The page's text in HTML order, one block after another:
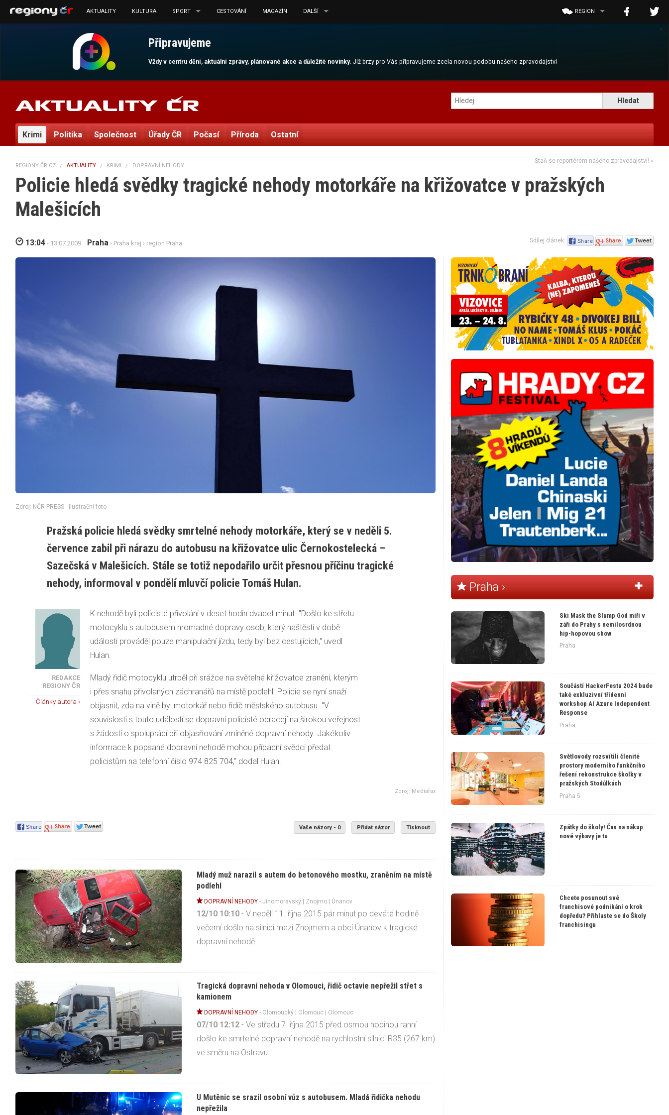
Připravujeme
Vždy v centru dění, aktuální zprávy, plánované akce a důležité novinky.Již brzy pro Vás připravujeme zcela novou podobu našeho zpravodajství
AKTUALITY KULTURA SPORT CESTOVÁNÍ MAGAZÍN DALŠÍ REGION
Krimi Politika Společnost Úřady ČR Počasí Příroda Ostatní
REGIONY ČR.CZ AKTUALITY KRIMI DOPRAVNÍ NEHODY
Staň se reportérem našeho zpravodajství! »
Policie hledá svědky tragické nehody motorkáře na křižovatce v pražských
Malešicích
13:04 - 13.07.2009 Praha › Praha kraj › region Praha Sdílej článek:
Zdroj: NČR PRESS - Ilustrační foto
Pražská policie hledá svědky smrtelné nehody motorkáře, který se v neděli 5.
července zabil při nárazu do autobusu na křižovatce ulic Černokostelecká –
Sazečská v Malešicích. Stále se totiž nepodařilo určit přesnou příčinu tragické
nehody, informoval v pondělí mluvčí policie Tomáš Hulan.
REDAKCE
REGIONY ČR
Články autora ›
K nehodě byli policisté přivoláni v deset hodin dvacet minut. "Došlo ke střetu
motocyklu s autobusem hromadné dopravy osob, který naštěstí v době
události prováděl pouze manipulační jízdu, tedy byl bez cestujících," uvedl
Hulan.
Mladý řidič motocyklu utrpěl při srážce na světelné křižovatce zranění, kterým
i přes snahu přivolaných záchranářů na místě podlehl. Policie se nyní snaží
objasnit, zda na vině byl motorkář nebo řidič městského autobusu. "V
souvislosti s touto událostí se dopravní policisté obracejí na širokou veřejnost
s žádostí o spoluprácí při objasňování zmíněné dopravní nehody. Jakékoliv
informace k popsané dopravní nehodě mohou případní svědci předat
policistům na telefonní číslo 974 825 704," dodal Hulan.
Zdroj: Mediafax
Vaše názory - 0 Přidat názor Tisknout
Mladý muž narazil s autem do betonového mostku, zraněním na místě
podlehl
DOPRAVNÍ NEHODY -Jihomoravský | Znojmo | Únanov
12/10 10:10 - V neděli 11. října 2015 pár minut po deváté hodině
večerní došlo na silnici mezi Znojmem a obcí Únanov k tragické
dopravní nehodě.
Tragická dopravní nehoda v Olomouci, řidič octavie nepřežil střet s
kamionem
DOPRAVNÍ NEHODY - Olomoucký Olomouc | Olomouc
07/10 12:12 - Ve středu 7. října 2015 před osmou hodinou ranní
došlo ke smrtelné dopravní nehodě na rychlostní silnici R35 (267 km)
ve směru na Ostravu. ...
U Mutěnic se srazil osobní vůz s autobusem. Mladá řidička nehodu
nepřežila
Praha ›
Ski Mask the Slump God míří v
září do Prahy s nemilosrdnou
hip-hopovou show
Praha
Součástí HackerFestu 2024 bude
také exkluzivní třídenní
workshop AI Azure Independent
Response
Praha
Světlovody rozsvítili členité
prostory moderního funkčního
řešení rekonstrukce školky v
pražských Stodůlkách
Praha 5
Zpátky do školy! Čas na nákup
nové výbavy je tu
Chcete posunout své
franchisové podnikání o krok
dopředu? Přihlaste se do Školy
franchisingu